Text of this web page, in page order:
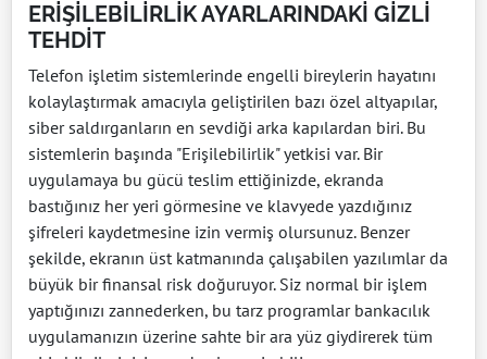
ERİŞİLEBİLİRLİK AYARLARINDAKİ GİZLİ
TEHDİT
Telefon işletim sistemlerinde engelli bireylerin hayatını
kolaylaştırmak amacıyla geliştirilen bazı özel altyapılar,
siber saldırganların en sevdiği arka kapılardan biri. Bu
sistemlerin başında "Erişilebilirlik" yetkisi var. Bir
uygulamaya bu gücü teslim ettiğinizde, ekranda
bastığınız her yeri görmesine ve klavyede yazdığınız
şifreleri kaydetmesine izin vermiş olursunuz. Benzer
şekilde, ekranın üst katmanında çalışabilen yazılımlar da
büyük bir finansal risk doğuruyor. Siz normal bir işlem
yaptığınızı zannederken, bu tarz programlar bankacılık
uygulamanızın üzerine sahte bir ara yüz giydirerek tüm